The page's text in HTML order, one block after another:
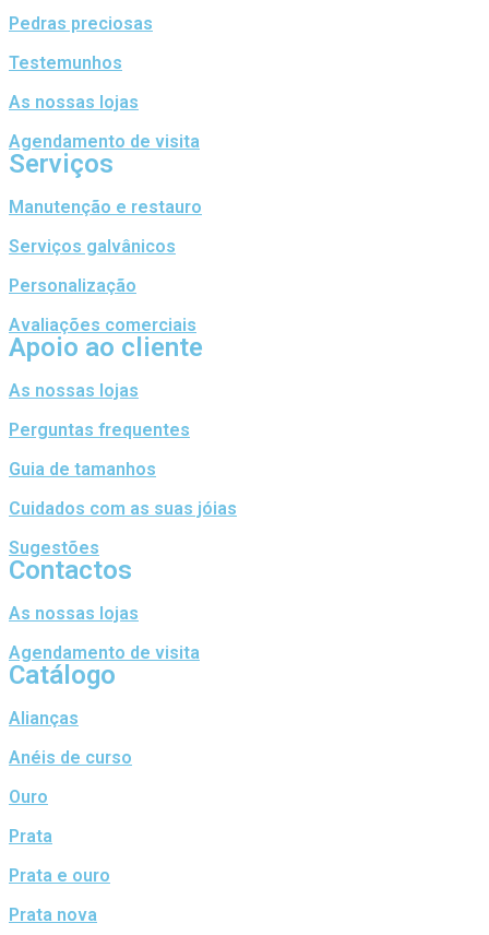
Pedras preciosas
Testemunhos
As nossas lojas
Agendamento de visita
Serviços
Manutenção e restauro
Serviços galvânicos
Personalização
Avaliações comerciais
Apoio ao cliente
As nossas lojas
Perguntas frequentes
Guia de tamanhos
Cuidados com as suas jóias
Sugestões
Contactos
As nossas lojas
Agendamento de visita
Catálogo
Alianças
Anéis de curso
Ouro
Prata
Prata e ouro
Prata nova